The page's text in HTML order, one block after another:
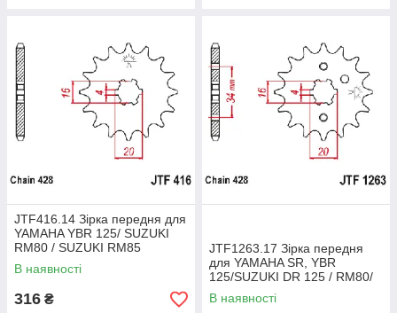
JTF416.14 Зірка передня для
YAMAHA YBR 125/ SUZUKI
RM80 / SUZUKI RM85
/YAMAHA YZ 80
В наявності
316 ₴
JTF1263.17 Зірка передня
для YAMAHA SR, YBR
125/SUZUKI DR 125 / RM80/
RM125 аналог Sunstar SS
206
В наявності